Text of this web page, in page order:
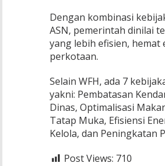
Dengan kombinasi
ASN, pemerintah dinilai
yang lebih efisien,
perkotaan.
Selain WFH, ada 7
yakni: Pembatasan
Dinas, Optimalisasi
Tatap Muka, Efisiensi
Kelola, dan Peningkatan
Post Views: 710